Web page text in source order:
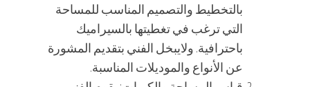
بالتخطيط والتصميم المناسب للمساحة
التي ترغب في تغطيتها بالسيراميك
باحترافية. ولايبخل الفني بتقديم المشورة
عن الأنواع والموديلات المناسبة.